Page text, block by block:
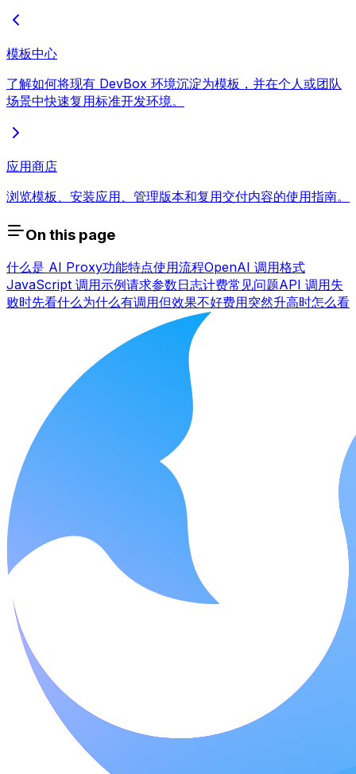
模板中心
了解如何将现有 DevBox 环境沉淀为模板，并在个人或团队
场景中快速复用标准开发环境。
应用商店
浏览模板、安装应用、管理版本和复用交付内容的使用指南。
On this page
什么是 AI Proxy功能特点使用流程OpenAI 调用格式
JavaScript 调用示例请求参数日志计费常见问题API 调用失
败时先看什么为什么有调用但效果不好费用突然升高时怎么看